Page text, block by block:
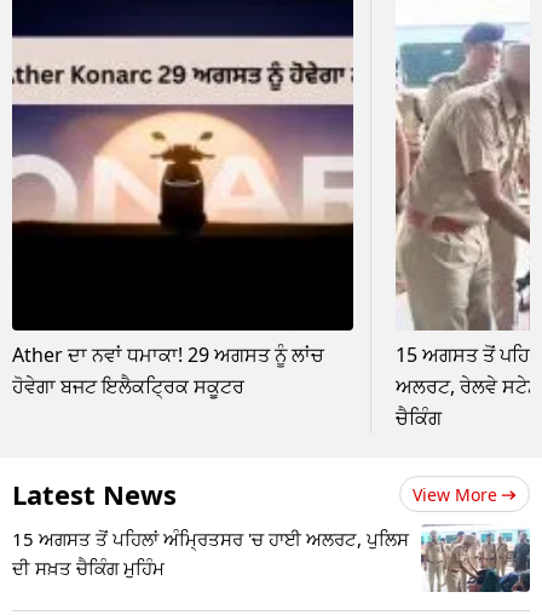
Ather ਦਾ ਨਵਾਂ ਧਮਾਕਾ! 29 ਅਗਸਤ ਨੂੰ ਲਾਂਚ
ਹੋਵੇਗਾ ਬਜਟ ਇਲੈਕਟ੍ਰਿਕ ਸਕੂਟਰ
15 ਅਗਸਤ ਤੋਂ
ਅਲਰਟ, ਰੇਲਵੇ
ਚੈਕਿੰਗ
Latest News View More
15 ਅਗਸਤ ਤੋਂ ਪਹਿਲਾਂ ਅੰਮ੍ਰਿਤਸਰ 'ਚ ਹਾਈ ਅਲਰਟ, ਪੁਲਿਸ
ਦੀ ਸਖ਼ਤ ਚੈਕਿੰਗ ਮੁਹਿੰਮ